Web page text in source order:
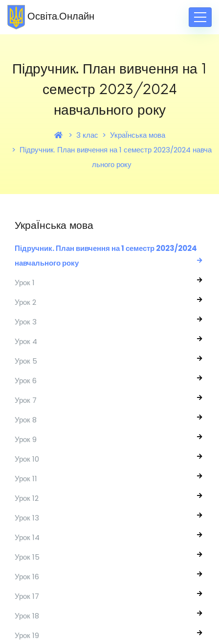
Освіта.Онлайн
Підручник. План вивчення на 1
семестр 2023/2024
навчального року
3 клас
УкраЇнська мова
Підручник. План вивчення на 1 семестр 2023/2024 навча
льного року
УкраЇнська мова
Підручник. План вивчення на 1 семестр 2023/2024
навчального року
Урок 1
Урок 2
Урок 3
Урок 4
Урок 5
Урок 6
Урок 7
Урок 8
Урок 9
Урок 10
Урок 11
Урок 12
Урок 13
Урок 14
Урок 15
Урок 16
Урок 17
Урок 18
Урок 19